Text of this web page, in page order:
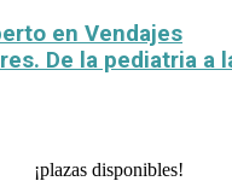
en Vendajes
De la pediatria a
¡plazas disponibles!